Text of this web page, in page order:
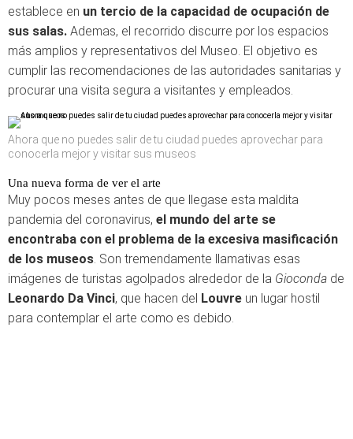
establece en un tercio de la capacidad de ocupación de
sus salas. Ademas, el recorrido discurre por los espacios
más amplios y representativos del Museo. El objetivo es
cumplir las recomendaciones de las autoridades sanitarias y
procurar una visita segura a visitantes y empleados.
Ahora que no puedes salir de tu ciudad puedes aprovechar para
conocerla mejor y visitar sus museos
Una nueva forma de ver el arte
Muy pocos meses antes de que llegase esta maldita
pandemia del coronavirus, el mundo del arte se
encontraba con el problema de la excesiva masificación
de los museos. Son tremendamente llamativas esas
imágenes de turistas agolpados alrededor de la Gioconda de
Leonardo Da Vinci, que hacen del Louvre un lugar hostil
para contemplar el arte como es debido.